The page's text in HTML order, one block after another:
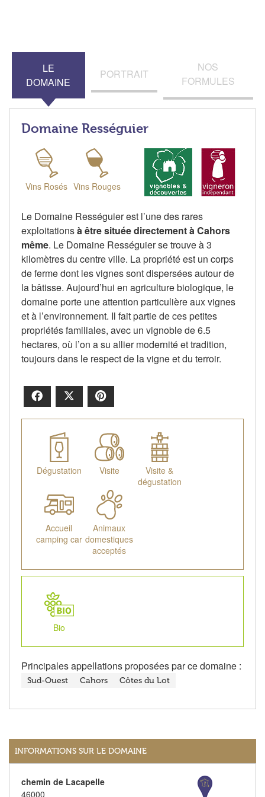
LE
DOMAINE
PORTRAIT
NOS
FORMULES
Domaine Rességuier
Vins Rosés Vins Rouges
Le Domaine Rességuier est l’une des rares
exploitationsà être située directement à Cahors
même. Le Domaine Rességuier se trouve à 3
kilomètres du centre ville. La propriété est un corps
de ferme dont les vignes sont dispersées autour de
la bâtisse. Aujourd’hui en agriculture biologique, le
domaine porte une attention particulière aux vignes
et à l’environnement. Il fait partie de ces petites
propriétés familiales, avec un vignoble de 6.5
hectares, où l’on a su allier modernité et tradition,
toujours dans le respect de la vigne et du terroir.
Facebook
Dégustation Visite
Visite &
dégustation
Accueil
camping car
Animaux
domestiques
acceptés
Bio
Principales appellations proposées par ce domaine :
Sud-Ouest Cahors Côtes du Lot
INFORMATIONS SUR LE DOMAINE
chemin de Lacapelle
46000